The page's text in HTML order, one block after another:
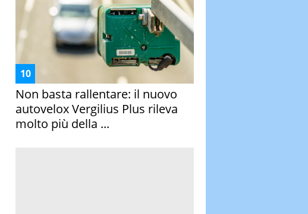
Non basta rallentare: il nuovo
autovelox Vergilius Plus rileva
molto più della ...